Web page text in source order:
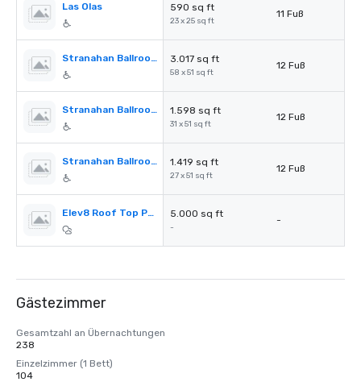
Las Olas 590 sq ft
23 x 25 sq ft
11 Fuß
Stranahan Ballroom 3.017 sq ft
58 x 51 sq ft
12 Fuß
Stranahan Ballroom A 1.598 sq ft
31 x 51 sq ft
12 Fuß
Stranahan Ballroom B 1.419 sq ft
27 x 51 sq ft
12 Fuß
Elev8 Roof Top Pool 5.000 sq ft
-
-
Gästezimmer
Gesamtzahl an Übernachtungen
238
Einzelzimmer (1 Bett)
104